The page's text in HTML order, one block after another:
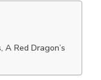
A Red Dragon’s